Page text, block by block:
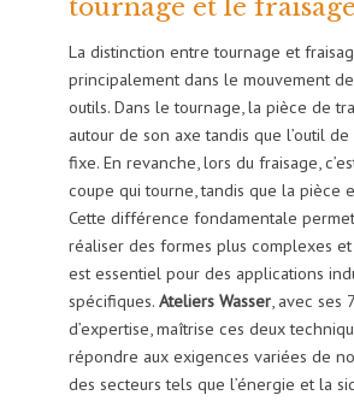
tournage et le
La distinction entre tournage et
principalement dans le mouvement
outils. Dans le tournage, la pièce de
autour de son axe tandis que l’outil
fixe. En revanche, lors du fraisage,
coupe qui tourne, tandis que la pièce
Cette différence fondamentale
réaliser des formes plus complexes
est essentiel pour des applications
spécifiques. Ateliers Wasser, avec ses
d’expertise, maîtrise ces deux
répondre aux exigences variées de
des secteurs tels que l’énergie et la